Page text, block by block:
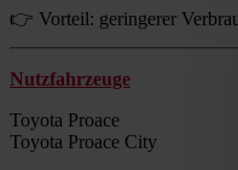
👉 Vorteil: geringerer
Nutzfahrzeuge
Toyota Proace
Toyota Proace City